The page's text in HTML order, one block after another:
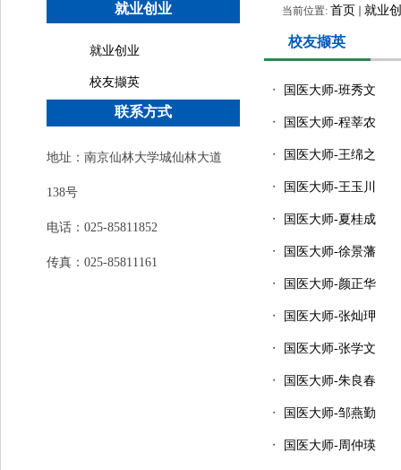
就业创业
就业创业
校友撷英
联系方式
地址：南京仙林大学城仙林大道
138号
电话：025-85811852
传真：025-85811161
当前位置: 首页 就业
校友撷英
・ 国医大师-班秀文
・ 国医大师-程莘农
・ 国医大师-王绵之
・ 国医大师-王玉川
・ 国医大师-夏桂成
・ 国医大师-徐景藩
・ 国医大师-颜正华
・ 国医大师-张灿玾
・ 国医大师-张学文
・ 国医大师-朱良春
・ 国医大师-邹燕勤
・ 国医大师-周仲瑛